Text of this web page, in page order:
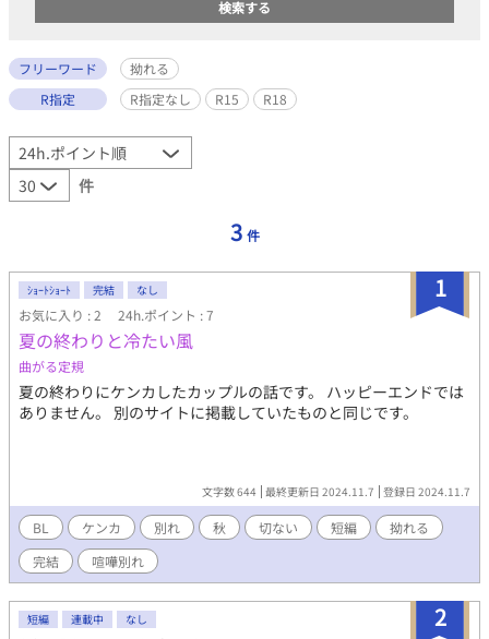
フリーワード
拗れる
R指定
R指定なし R15 R18
件
3 件
1
ｼｮｰﾄｼｮｰﾄ 完結 なし
お気に入り : 2 24h.ポイント : 7
夏の終わりと冷たい風
曲がる定規
夏の終わりにケンカしたカップルの話です。 ハッピーエンドでは
ありません。 別のサイトに掲載していたものと同じです。
文字数 644 最終更新日 2024.11.7 登録日 2024.11.7
BL ケンカ 別れ 秋 切ない 短編
拗れる
完結
喧嘩別れ
2
短編 連載中 なし